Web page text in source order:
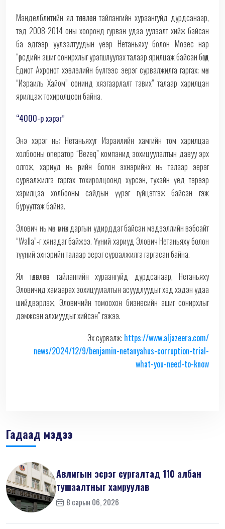
Манделблитийн ял төлөвлөсөн тайлангийн хураангуйд дурдсанаар,
тэд 2008-2014 оны хооронд гурван удаа уулзалт хийж байсан
ба эдгээр уулзалтуудын үеэр Нетаньяху болон Мозес нар
“өөрсдийн ашиг сонирхлыг урагшлуулах талаар ярилцаж байсан бөгөөд
Едиот Ахронот хэвлэлийн бүлгээс эерэг сурвалжилга гаргах; мөн
“Израиль Хайом” сонинд хязгаарлалт тавих” талаар харилцан
ярилцаж тохиролцсон байна.
“4000-р хэрэг”
Энэ хэрэг нь: Нетаньяхуг Израилийн хамгийн том харилцаа
холбооны оператор “Bezeq” компанид зохицуулалтын давуу эрх
олгож, хариуд нь өөрийн болон эхнэрийнх нь талаар эерэг
сурвалжилга гаргах тохиролцоонд хүрсэн, тухайн үед тэрээр
харилцаа холбооны сайдын үүрэг гүйцэтгэж байсан гэж
буруутгаж байна.
Элович нь мөн өмнөх даргын удирддаг байсан мэдээллийн вэбсайт
“Walla”-г хянадаг байжээ. Үүний хариуд Элович Нетаньяху болон
түүний эхнэрийн талаар эерэг сурвалжилга гаргасан байна.
Ял төлөвлөсөн тайлангийн хураангуйд дурдсанаар, Нетаньяху
Эловичид хамаарах зохицуулалтын асуудлуудыг хэд хэдэн удаа
шийдвэрлэж, Эловичийн томоохон бизнесийн ашиг сонирхлыг
дэмжсэн алхмуудыг хийсэн” гэжээ.
Эх сурвалж: https://www.aljazeera.com/
news/2024/12/9/benjamin-netanyahus-corruption-trial-
what-you-need-to-know
Гадаад мэдээ
Авлигын эсрэг сургалтад 110 албан
тушаалтныг хамруулав
8 сарын 06, 2026